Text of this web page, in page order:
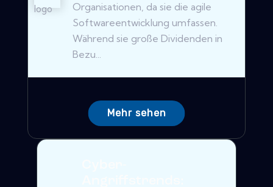
Organisationen, da sie die agile
Softwareentwicklung umfassen.
Während sie große Dividenden in
Bezu...
Mehr sehen